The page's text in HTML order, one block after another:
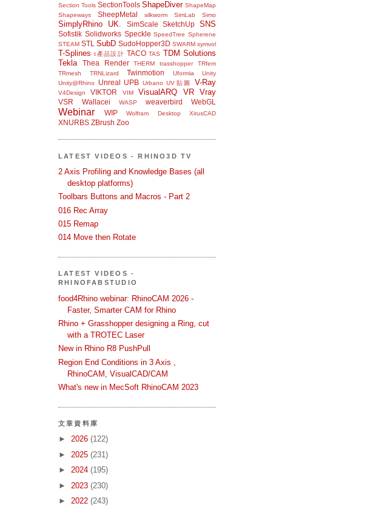
Section Tools SectionTools ShapeDiver ShapeMap
Shapeways
SheepMetal silkworm SimLab Simo
SimplyRhino UK. SimScale SketchUp SNS
Sofistik Solidworks Speckle SpeedTree Spherene
STEAM STL SubD SudoHopper3D SWARM symvol
T-Splines t產品設計 TACO TAS TDM Solutions
Tekla
Thea Render THERM trasshopper
TRfem
TRmesh
TRNLizard Twinmotion Uformia
Unity
Unity@Rhino
Unreal UPB Urbano UV貼圖 V-Ray
V4Design VIKTOR VIM VisualARQ VR Vray
VSR Wallacei WASP weaverbird WebGL
Webinar WIP Wolfram Desktop XirusCAD
XNURBS ZBrush Zoo
LATEST VIDEOS - RHINO3D TV
2 Axis Profiling and Knowledge Bases (all
desktop platforms)
Toolbars Buttons and Macros - Part 2
016 Rec Array
015 Remap
014 Move then Rotate
LATEST VIDEOS -
RHINOFABSTUDIO
food4Rhino webinar: RhinoCAM 2026 -
Faster, Smarter CAM for Rhino
Rhino + Grasshopper designing a Ring, cut
with a TROTEC Laser
New in Rhino R8 PushPull
Region End Conditions in 3 Axis ,
RhinoCAM, VisualCAD/CAM
What's new in MecSoft RhinoCAM 2023
文章資料庫
► 2026 (122)
► 2025 (231)
► 2024 (195)
► 2023 (230)
► 2022 (243)